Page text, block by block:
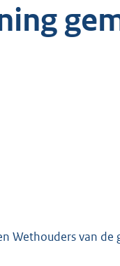
Wethouders van